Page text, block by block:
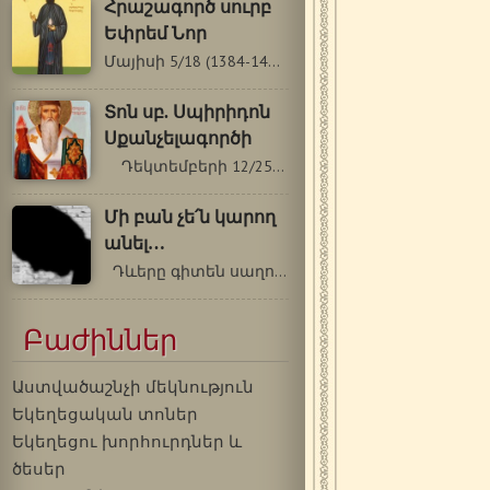
Հրաշագործ սուրբ
Եփրեմ Նոր
Մայիսի 5/18 (1384-1426 թթ.) Սուրբ Եփրեմը…
Տոն սբ. Սպիրիդոն
Սքանչելագործի
Դեկտեմբերի 12/25 Տոն սբ. Սպիրիդոն…
Մի բան չե՛ն կարող
անել…
Դևերը գիտեն սաղոմսերգել, աշխարհի…
Բաժիններ
Աստվածաշնչի մեկնություն
Եկեղեցական տոներ
Եկեղեցու խորհուրդներ և
ծեսեր